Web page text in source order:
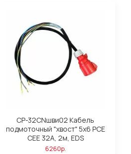
CP-32CNшви02 Кабель
подмоточный "хвост" 5х6 PCE
CEE 32А, 2м, EDS
6260р.